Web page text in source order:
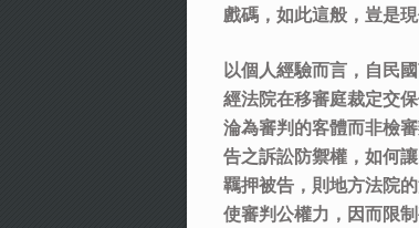
戲碼，如此這般，豈是
以個人經驗而言，自民
經法院在移審庭裁定交
淪為審判的客體而非檢
告之訴訟防禦權，如何
羈押被告，則地方法院
使審判公權力，因而限